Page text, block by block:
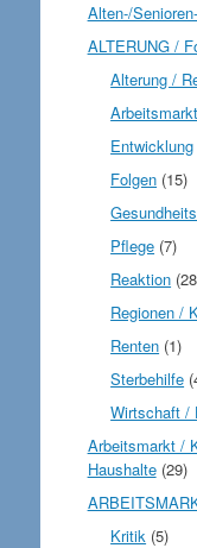
Alten-/
ALTERUNG /
Alterung /
Arbeitsmarkt
Entwicklung
Folgen (15)
Pflege (7)
Reaktion
Regionen /
Renten (1)
Sterbehilfe
Wirtschaft /
Arbeitsmarkt /
Haushalte(29)
Kritik (5)